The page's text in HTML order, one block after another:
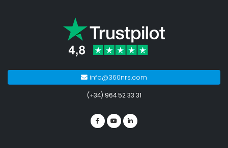
info@360nrs.com
(+34) 964 52 33 31